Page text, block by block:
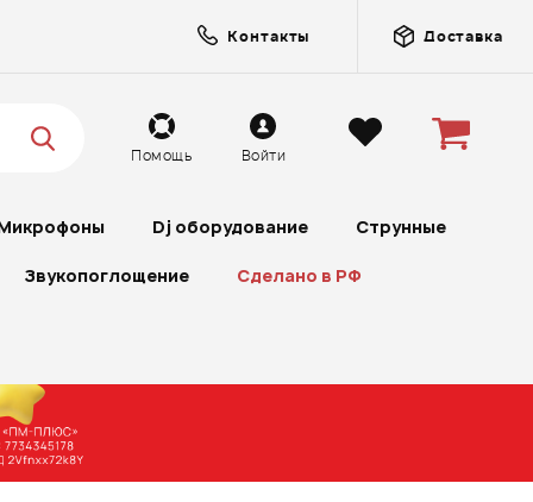
Контакты Доставка
Помощь Войти
Dj оборудование Струнные
Звукопоглощение Сделано в РФ